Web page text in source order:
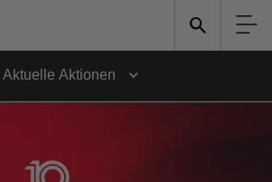
Aktuelle Aktionen